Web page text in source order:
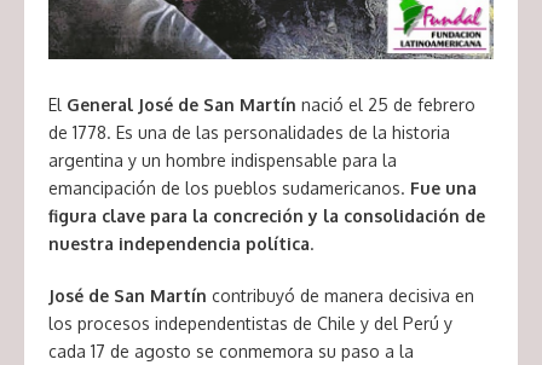
El General José de San Martín nació el 25 de febrero
de 1778. Es una de las personalidades de la historia
argentina y un hombre indispensable para la
emancipación de los pueblos sudamericanos. Fue una
figura clave para la concreción y la consolidación de
nuestra independencia política.
José de San Martín contribuyó de manera decisiva en
los procesos independentistas de Chile y del Perú y
cada 17 de agosto se conmemora su paso a la